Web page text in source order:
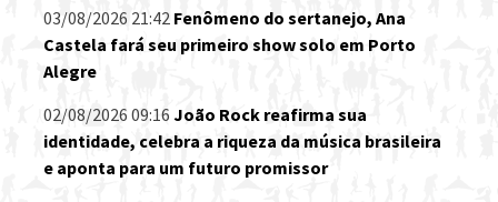
03/08/2026 21:42 Fenômeno do sertanejo, Ana
Castela fará seu primeiro show solo em Porto
Alegre
02/08/2026 09:16 João Rock reafirma sua
identidade, celebra a riqueza da música brasileira
e aponta para um futuro promissor